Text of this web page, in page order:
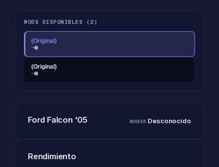
MODS DISPONIBLES (2)
(Original)
—
(Original)
—
Ford Falcon '05 MODDER Desconocido
Rendimiento